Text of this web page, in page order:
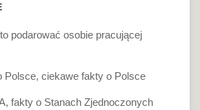
podarować osobie pracującej
Polsce, ciekawe fakty o Polsce
fakty o Stanach Zjednoczonych